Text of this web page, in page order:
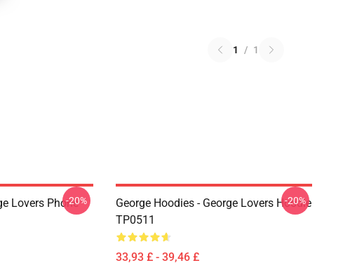
1 / 1
Lovers Phone
-20%
George Hoodies - George Lovers Hoodie
TP0511
33,93 £ - 39,46 £
-20%